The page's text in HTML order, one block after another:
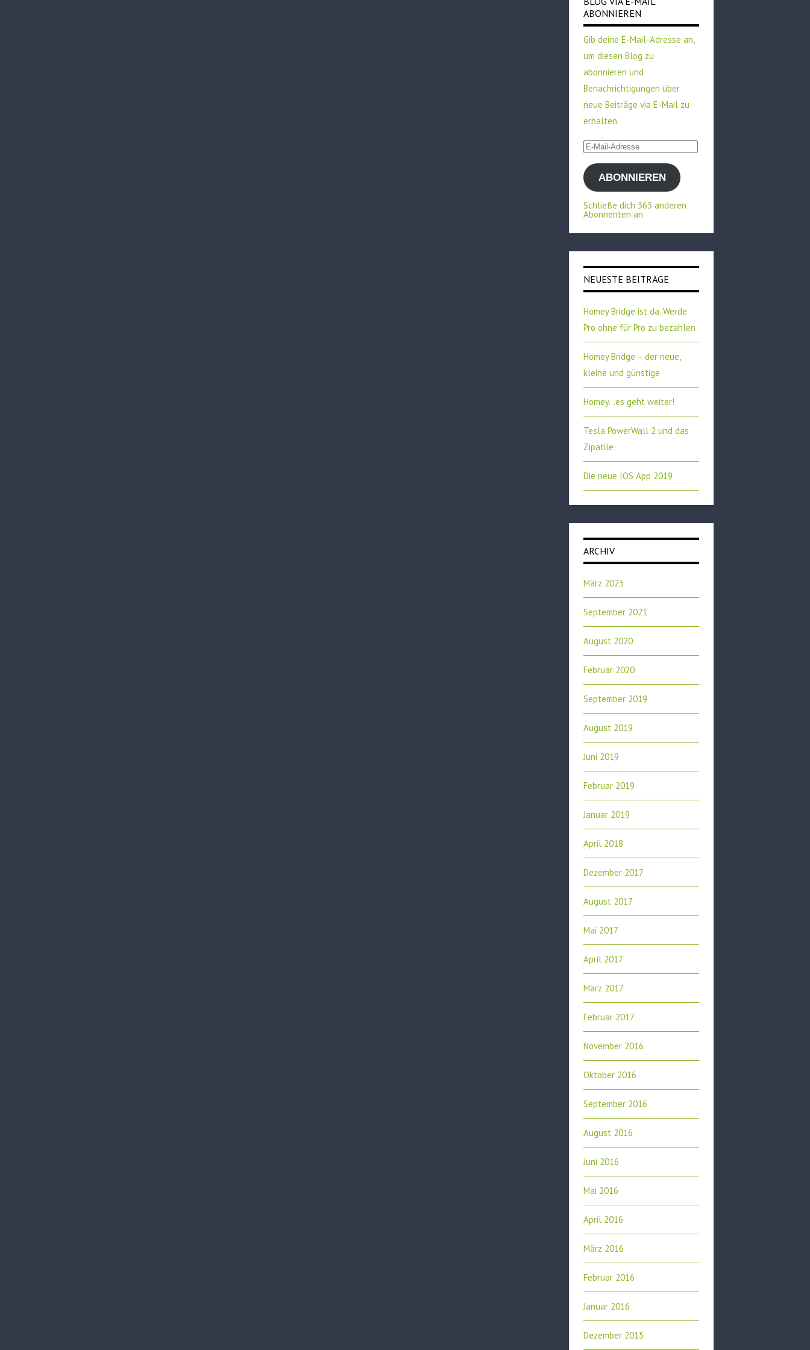
ABONNIEREN
Gib deine E-Mail-Adresse an,
um diesen Blog zu
abonnieren und
Benachrichtigungen über
neue Beiträge via E-Mail zu
erhalten.
E-
Mail-
AdresseABONNIEREN
Schließe dich 363 anderen
Abonnenten an
NEUESTE BEITRÄGE
Homey Bridge ist da. Werde
Pro ohne für Pro zu bezahlen
Homey Bridge – der neue,
kleine und günstige
Homey…es geht weiter!
Tesla PowerWall 2 und das
Zipatile
Die neue IOS App 2019
ARCHIV
März 2023
September 2021
August 2020
Februar 2020
September 2019
August 2019
Juni 2019
Februar 2019
Januar 2019
April 2018
Dezember 2017
August 2017
Mai 2017
April 2017
März 2017
Februar 2017
November 2016
Oktober 2016
September 2016
August 2016
Juni 2016
Mai 2016
April 2016
März 2016
Februar 2016
Januar 2016
Dezember 2015